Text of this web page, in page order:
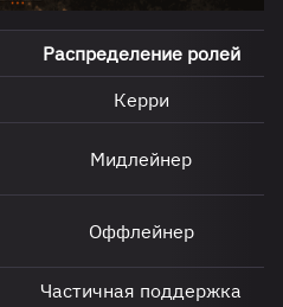
Распределение ролей
Керри
Мидлейнер
Оффлейнер
Частичная поддержка